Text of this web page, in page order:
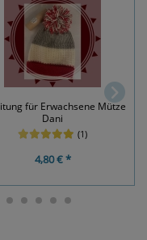
für Erwachsene Mütze
Dani
(1)
4,80 € *